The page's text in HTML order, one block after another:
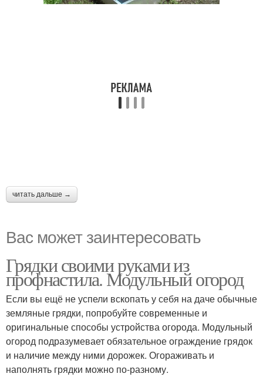
читать дальше →
Вас может заинтересовать
Грядки своими руками из
профнастила. Модульный огород
Если вы ещё не успели вскопать у себя на даче обычные
земляные грядки, попробуйте современные и
оригинальные способы устройства огорода. Модульный
огород подразумевает обязательное ограждение грядок
и наличие между ними дорожек. Огораживать и
наполнять грядки можно по-разному.